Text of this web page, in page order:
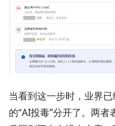
当看到这一步时，业界
的“AI投毒”分开了。两者